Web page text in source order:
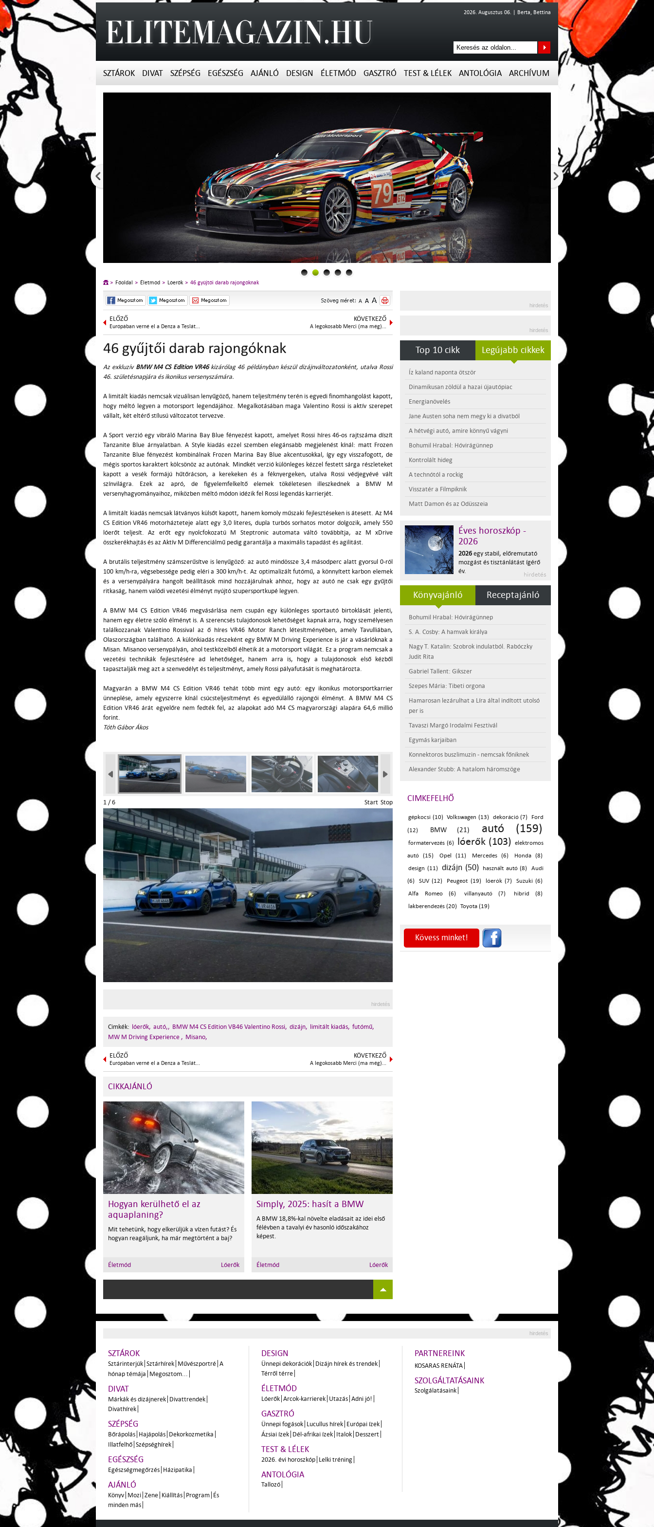
2026. Augusztus 06. | Berta, Bettina
SZTÁROK DIVAT SZÉPSÉG EGÉSZSÉG AJÁNLÓ DESIGN ÉLETMÓD GASZTRÓ TEST & LÉLEK ANTOLÓGIA ARCHÍVUM
Főoldal Életmód Lóerők 46 gyűjtői darab rajongóknak
ELŐZŐ
Európában verné el a Denza a Teslát...
KÖVETKEZŐ
A legokosabb Merci (ma még)...
46 gyűjtői darab rajongóknak
Az exkluzív BMW M4 CS Edition VR46kizárólag 46 példányban készül dizájnváltozatonként, utalva Rossi
46. születésnapjára és ikonikus versenyszámára.
A limitált kiadás nemcsak vizuálisan lenyűgöző, hanem teljesítmény terén is egyedi finomhangolást kapott,
hogy méltó legyen a motorsport legendájához. Megalkotásában maga Valentino Rossi is aktív szerepet
vállalt, két eltérő stílusú változatot tervezve.
A Sport verzió egy vibráló Marina Bay Blue fényezést kapott, amelyet Rossi híres 46-os rajtszáma díszít
Tanzanite Blue árnyalatban. A Style kiadás ezzel szemben elegánsabb megjelenést kínál: matt Frozen
Tanzanite Blue fényezést kombinálnak Frozen Marina Bay Blue akcentusokkal, így egy visszafogott, de
mégis sportos karaktert kölcsönöz az autónak. Mindkét verzió különleges kézzel festett sárga részleteket
kapott a vesék formájú hűtőrácson, a kerekeken és a féknyergeken, utalva Rossi védjegyévé vált
színvilágra. Ezek az apró, de figyelemfelkeltő elemek tökéletesen illeszkednek a BMW M
versenyhagyományaihoz, miközben méltó módon idézik fel Rossi legendás karrierjét.
A limitált kiadás nemcsak látványos külsőt kapott, hanem komoly műszaki fejlesztéseken is átesett. Az M4
CS Edition VR46 motorházteteje alatt egy 3,0 literes, dupla turbós sorhatos motor dolgozik, amely 550
lóerőt teljesít. Az erőt egy nyolcfokozatú M Steptronic automata váltó továbbítja, az M xDrive
összkerékhajtás és az Aktív M Differenciálmű pedig garantálja a maximális tapadást és agilitást.
A brutális teljesítmény számszerűsítve is lenyűgöző: az autó mindössze 3,4 másodperc alatt gyorsul 0-ról
100 km/h-ra, végsebessége pedig eléri a 300 km/h-t. Az optimalizált futómű, a könnyített karbon elemek
és a versenypályára hangolt beállítások mind hozzájárulnak ahhoz, hogy az autó ne csak egy gyűjtői
ritkaság, hanem valódi vezetési élményt nyújtó szupersportkupé legyen.
A BMW M4 CS Edition VR46 megvásárlása nem csupán egy különleges sportautó birtoklását jelenti,
hanem egy életre szóló élményt is. A szerencsés tulajdonosok lehetőséget kapnak arra, hogy személyesen
találkozzanak Valentino Rossival az ő híres VR46 Motor Ranch létesítményében, amely Tavulliában,
Olaszországban található. A különkiadás részeként egy BMW M Driving Experience is jár a vásárlóknak a
Misan. Misanoo versenypályán, ahol testközelből élhetik át a motorsport világát. Ez a program nemcsak a
vezetési technikák fejlesztésére ad lehetőséget, hanem arra is, hogy a tulajdonosok első kézből
tapasztalják meg azt a szenvedélyt és teljesítményt, amely Rossi pályafutását is meghatározta.
Magyarán a BMW M4 CS Edition VR46 tehát több mint egy autó: egy ikonikus motorsportkarrier
ünneplése, amely egyszerre kínál csúcsteljesítményt és egyedülálló rajongói élményt. A BMW M4 CS
Edition VR46 árát egyelőre nem fedték fel, az alapokat adó M4 CS magyarországi alapára 64,6 millió
forint.
Tóth Gábor Ákos
1 / 6 Start Stop
hirdetés
Cimkék: lóerők, autó,, BMW M4 CS Edition VB46 Valentino Rossi, dizájn, limitált kiadás, futómű,
MW M Driving Experience , Misano,
ELŐZŐ
Európában verné el a Denza a Teslát...
KÖVETKEZŐ
A legokosabb Merci (ma még)...
CIKKAJÁNLÓ
Hogyan kerülhető el az
aquaplaning?
Mit tehetünk, hogy elkerüljük a vízen futást? És
hogyan reagáljunk, ha már megtörtént a baj?
Életmód Lóerők
Simply, 2025: hasít a BMW
A BMW 18,8%-kal növelte eladásait az idei első
félévben a tavalyi év hasonló időszakához
képest.
Életmód Lóerők
hirdetés
hirdetés
Top 10 cikk Legújabb cikkek
Íz kaland naponta ötször
Dinamikusan zöldül a hazai újautópiac
Energianövelés
Jane Austen soha nem megy ki a divatból
A hétvégi autó, amire könnyű vágyni
Bohumil Hrabal: Hóvirágünnep
Kontrolált hideg
A technótól a rockig
Visszatér a Filmpiknik
Matt Damon és az Odüsszeia
Éves horoszkóp -
2026
2026 egy stabil, előremutató
mozgást és tisztánlátást ígérő
év.
Könyvajánló Receptajánló
Bohumil Hrabal: Hóvirágünnep
S. A. Cosby: A hamvak királya
Nagy T. Katalin: Szobrok indulatból. Rabóczky
Judit Rita
Gabriel Tallent: Gikszer
Szepes Mária: Tibeti orgona
Hamarosan lezárulhat a Líra által indított utolsó
per is
Tavaszi Margó Irodalmi Fesztivál
Egymás karjaiban
Konnektoros buszlimuzin - nemcsak főniknek
Alexander Stubb: A hatalom háromszöge
CIMKEFELHŐ
gépkocsi (10) Volkswagen (13) dekoráció (7) Ford
(12) BMW (21) autó (159)
formatervezés (6) lóerők (103)
elektromos
autó (15)
Opel (11) Mercedes (6)
Honda (8)
design (11)
dizájn (50) használt autó (8)
Audi
(6)
SUV (12) Peugeot (19) lóerók (7)
Suzuki (6)
Alfa Romeo (6)
villanyautó (7)
hibrid (8)
lakberendezés (20)
Toyota (19)
Kövess minket!
hirdetés
SZTÁROK
Sztárinterjúk Sztárhírek Művészportré A
hónap témája Megosztom...
DIVAT
Márkák és dizájnerek Divattrendek
Divathírek
SZÉPSÉG
Bőrápolás Hajápolás Dekorkozmetika
Illatfelhő Szépséghírek
EGÉSZSÉG
Egészségmegőrzés Házipatika
AJÁNLÓ
Könyv Mozi Zene Kiállítás Program És
minden más
DESIGN
Ünnepi dekorációk Dizájn hírek és trendek
Térről térre
ÉLETMÓD
Lóerők Arcok-karrierek Utazás Adni jó!
GASZTRÓ
Ünnepi fogások Lucullus hírek Európai ízek
Ázsiai ízek Dél-afrikai ízek Italok Desszert
TEST & LÉLEK
2026. évi horoszkóp Lelki tréning
ANTOLÓGIA
Tallozó
PARTNEREINK
KOSARAS RENÁTA
SZOLGÁLTATÁSAINK
Szolgálatásaink